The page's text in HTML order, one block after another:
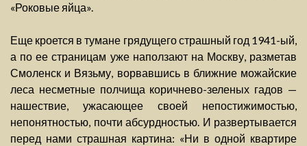
«Роковые яйца».
Еще кроется в тумане грядущего страшный год 1941-ый,
а по ее страницам уже наползают на Москву, разметав
Смоленск и Вязьму, ворвавшись в ближние можайские
леса несметные полчища коричнево-зеленых гадов —
нашествие, ужасающее своей непостижимостью,
непонятностью, почти абсурдностью. И развертывается
перед нами страшная картина: «Ни в одной квартире